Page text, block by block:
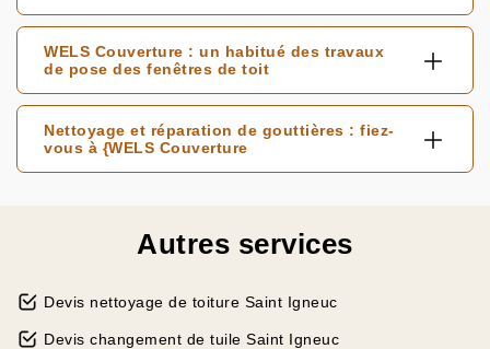
WELS Couverture : un habitué des travaux
de pose des fenêtres de toit
Nettoyage et réparation de gouttières : fiez-
vous à {WELS Couverture
Autres services
Devis nettoyage de toiture Saint Igneuc
Devis changement de tuile Saint Igneuc